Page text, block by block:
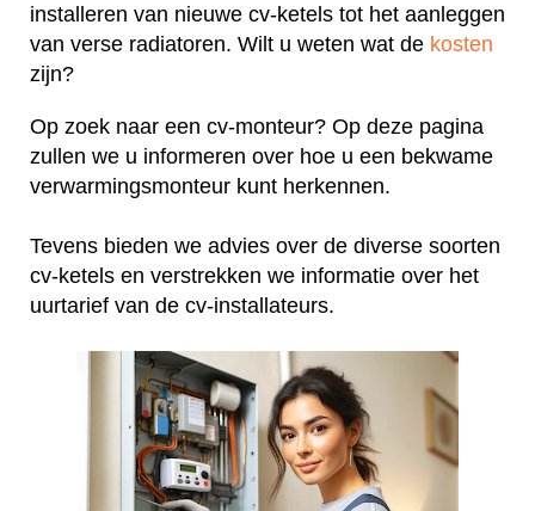
installeren van nieuwe cv-ketels tot het aanleggen
van verse radiatoren. Wilt u weten wat de kosten
zijn?
Op zoek naar een cv-monteur? Op deze pagina
zullen we u informeren over hoe u een bekwame
verwarmingsmonteur kunt herkennen.
Tevens bieden we advies over de diverse soorten
cv-ketels en verstrekken we informatie over het
uurtarief van de cv-installateurs.